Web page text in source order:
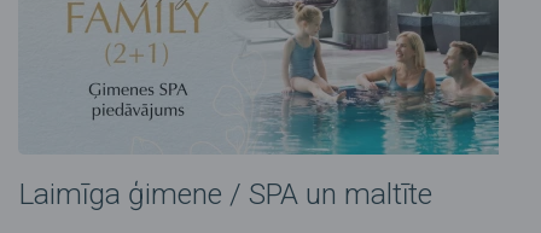
Laimīga ģimene / SPA un maltīte